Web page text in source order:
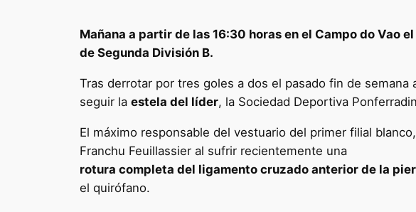
Mañana a partir de las 16:30 horas en el Campo do Vao
de Segunda División B.
Tras derrotar por tres goles a dos el pasado fin de
seguir la estela del líder, la Sociedad Deportiva
El máximo responsable del vestuario del primer filial
Franchu Feuillassier al sufrir recientemente una
rotura completa del ligamento cruzado anterior de la
el quirófano.